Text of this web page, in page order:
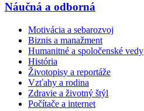
Náučná a odborná
Motivácia a sebarozvoj
Biznis a manažment
Humanitné a spoločenské vedy
História
Životopisy a reportáže
Vzťahy a rodina
Zdravie a životný štýl
Počítače a internet